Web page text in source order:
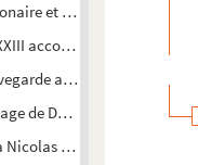
et des chartes de
accordant à l'église de
accordés au
de Dole et l'officialité
de Cicon, comme